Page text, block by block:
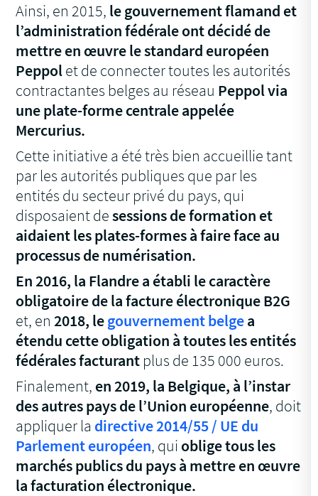
Ainsi, en 2015, le gouvernement flamand et
l’administration fédérale ont décidé de
mettre en œuvre le standard européen
Peppolet de connecter toutes les autorités
contractantes belges au réseau Peppol via
une plate-forme centrale appelée
Mercurius.
Cette initiative a été très bien accueillie tant
par les autorités publiques que par les
entités du secteur privé du pays, qui
disposaient desessions de formation et
aidaient les plates-formes à faire face au
processus de numérisation.
En 2016, la Flandre a établi le caractère
obligatoire de la facture électronique B2G
et, en2018, legouvernement belgea
étendu cette obligation à toutes les entités
fédérales facturant plus de 135 000 euros.
Finalement, en 2019, la Belgique, à l’instar
des autres pays de l’Union européenne, doit
appliquer la directive 2014/55 / UE du
Parlement européen, qui oblige tous les
marchés publics du pays à mettre en œuvre
la facturation électronique.